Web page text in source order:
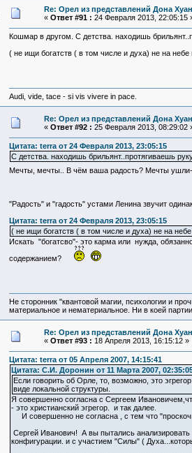
Re: Орел из представлений Дона
« Ответ #91 : 24 Февраля 2013, 22:05:15
Кошмар в другом. С детства. находишь
( не ищи богатств ( в том числе и духа) не на небе
Audi, vide, tace - si vis vivere in pace.
Re: Орел из представлений Дона
« Ответ #92 : 25 Февраля 2013, 08:29:02
Цитата: terra от 24 Февраля 2013, 23:05:15
С детства. находишь брильянт..протягиваешь
Мечты, мечты.. В чём ваша радость? Мечты
"Радость" и "гадость" устами Ленина звучит
Цитата: terra от 24 Февраля 2013, 23:05:15
( не ищи богатств ( в том числе и духа) не на
Искать "богатсво"- это карма или нужда,
содержанием?
Не сторонник "квантовой магии, психологии и
материальное и нематериальное. Ни в коей
Re: Орел из представлений Дона
« Ответ #93 : 18 Апреля 2013, 16:15:12 »
Цитата: terra от 05 Апреля 2007, 14:15:41
Цитата: С.И. Доронин от 11 Марта 2007,
Если говорить об Орле, то, возможно, это
виде локальной структуры.
Я совершенно согласна с Сергеем
- это христианский эгрегор. и так далее.
И совершенно не согласна , с тем что
Сергей Иванович! А вы пытались анализировать
конфигурации. и с участием "Силы" (